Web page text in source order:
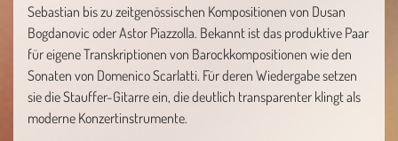
Sebastian bis zu zeitgenössischen Kompositionen von Dusan
Bogdanovic oder Astor Piazzolla. Bekannt ist das produktive Paar
für eigene Transkriptionen von Barockkompositionen wie den
Sonaten von Domenico Scarlatti. Für deren Wiedergabe setzen
sie die Stauffer-Gitarre ein, die deutlich transparenter klingt als
moderne Konzertinstrumente.